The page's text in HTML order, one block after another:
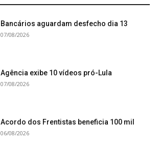
Bancários aguardam desfecho dia 13
07/08/2026
Agência exibe 10 vídeos pró-Lula
07/08/2026
Acordo dos Frentistas beneficia 100 mil
06/08/2026